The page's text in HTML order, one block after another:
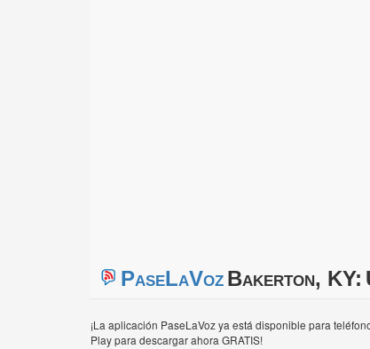
PaseLaVozBakerton, KY:
¡La aplicación PaseLaVoz ya está disponible para
Play para descargar ahora GRATIS!